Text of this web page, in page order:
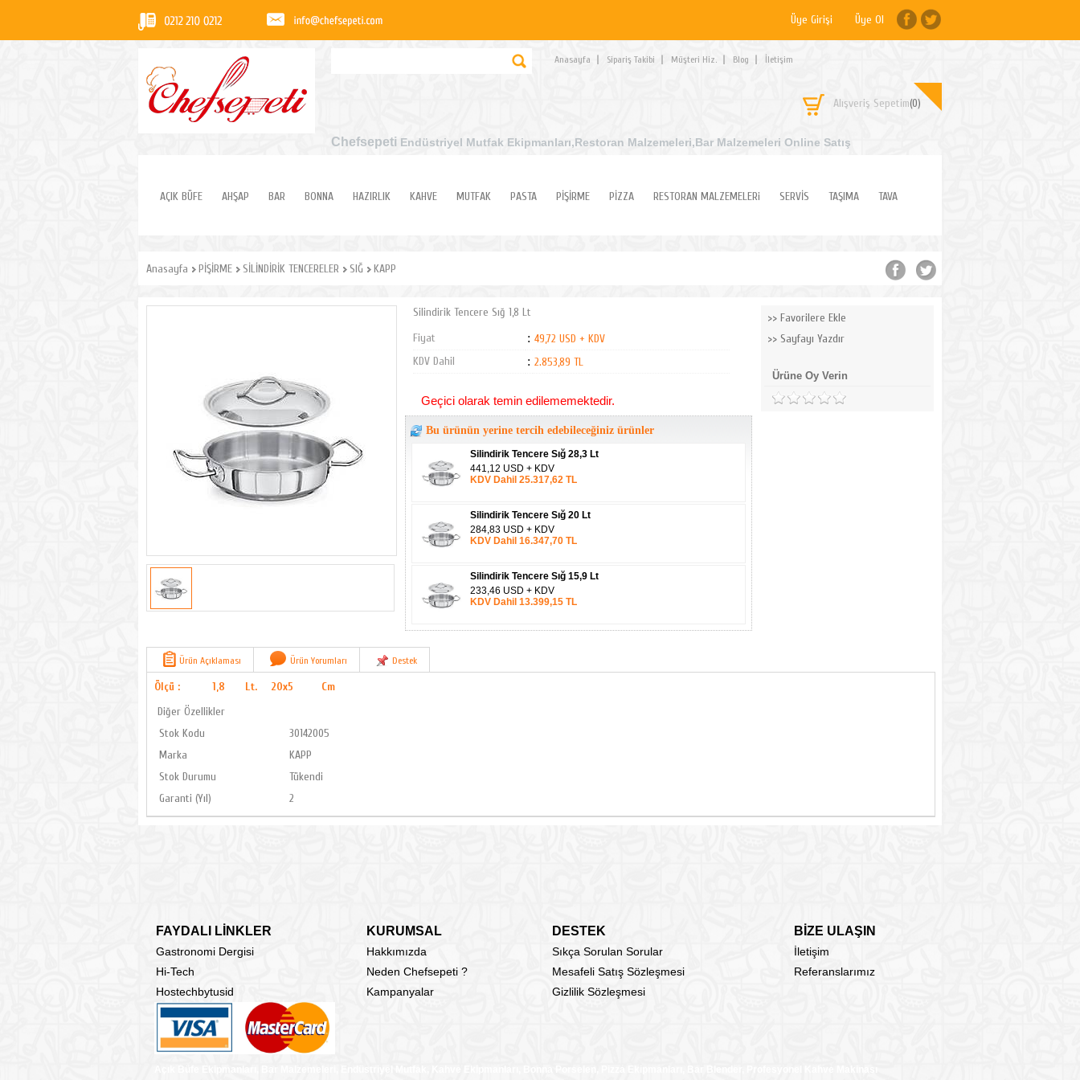
Üye Girişi Üye Ol
Anasayfa Sipariş Takibi Müşteri Hiz. Blog İletişim
Alışveriş Sepetim(0)
Chefsepeti Endüstriyel Mutfak Ekipmanları,Restoran Malzemeleri,Bar Malzemeleri Online Satış
AÇIK BÜFE AHŞAP BAR BONNA HAZIRLIK KAHVE MUTFAK PASTA PİŞİRME PİZZA RESTORAN MALZEMELERi SERVİS TAŞIMA TAVA
Anasayfa PİŞİRME SİLİNDİRİK TENCERELER SIĞ KAPP
Silindirik Tencere Sığ 1,8 Lt
Fiyat
: 49,72 USD + KDV
KDV Dahil
: 2.853,89 TL
Geçici olarak temin edilememektedir.
Bu ürünün yerine tercih edebileceğiniz ürünler
Silindirik Tencere Sığ 28,3 Lt
441,12 USD + KDV
KDV Dahil 25.317,62 TL
Silindirik Tencere Sığ 20 Lt
284,83 USD + KDV
KDV Dahil 16.347,70 TL
Silindirik Tencere Sığ 15,9 Lt
233,46 USD + KDV
KDV Dahil 13.399,15 TL
Favorilere Ekle
Sayfayı Yazdır
Ürüne Oy Verin
Ürün Açıklaması Ürün Yorumları Destek
Ölçü : 1,8 Lt. 20x5
Cm
Diğer Özellikler
Stok Kodu
30142005
Marka
KAPP
Stok Durumu
Tükendi
Garanti (Yıl)
2
FAYDALI LİNKLER KURUMSAL DESTEK BİZE ULAŞIN
Gastronomi Dergisi Hakkımızda Sıkça Sorulan Sorular
İletişim
Hi-Tech
Neden Chefsepeti ? Mesafeli Satış Sözleşmesi
Referanslarımız
Hostechbytusid
Kampanyalar Gizlilik Sözleşmesi